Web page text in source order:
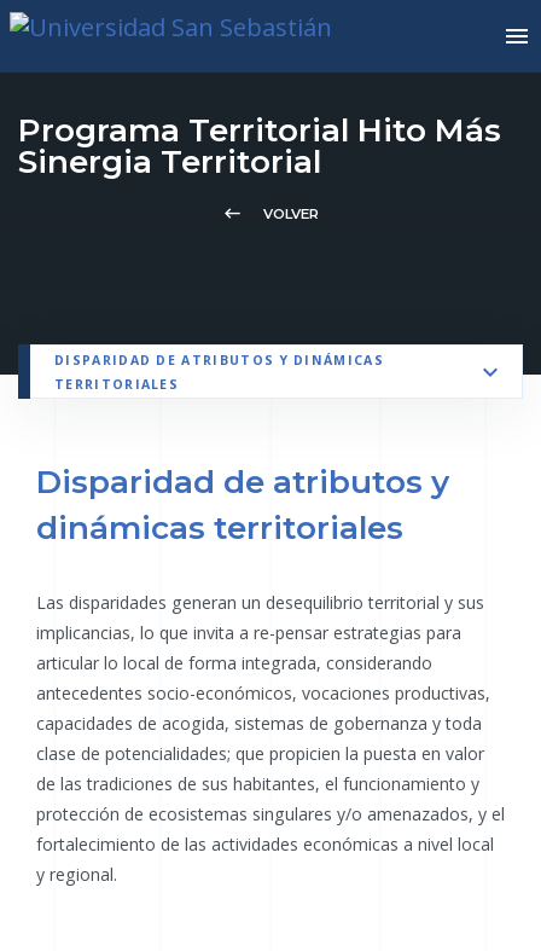
Programa Territorial Hito Más
Sinergia Territorial
keyboard_backspace VOLVER
DISPARIDAD DE ATRIBUTOS Y DINÁMICAS
TERRITORIALES
Disparidad de atributos y
dinámicas territoriales
Las disparidades generan un desequilibrio territorial y sus
implicancias, lo que invita a re-pensar estrategias para
articular lo local de forma integrada, considerando
antecedentes socio-económicos, vocaciones productivas,
capacidades de acogida, sistemas de gobernanza y toda
clase de potencialidades; que propicien la puesta en valor
de las tradiciones de sus habitantes, el funcionamiento y
protección de ecosistemas singulares y/o amenazados, y el
fortalecimiento de las actividades económicas a nivel local
y regional.